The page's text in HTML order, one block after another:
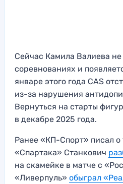
Сейчас Камила Валиева не
соревнованиях и
январе этого года CAS
из-за нарушения
Вернуться на старты
в декабре 2025 года.
Ранее «КП-Спорт» писал о
«Спартака» Станкович
на скамейке в матче с
«Ливерпуль» обыграл